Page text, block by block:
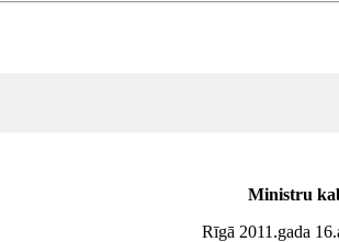
Ministru
Rīgā 2011.gada